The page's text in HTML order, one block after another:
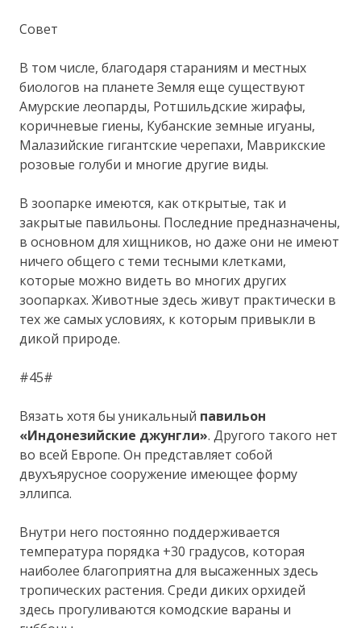
Совет
В том числе, благодаря стараниям и местных
биологов на планете Земля еще существуют
Амурские леопарды, Ротшильдские жирафы,
коричневые гиены, Кубанские земные игуаны,
Малазийские гигантские черепахи, Маврикские
розовые голуби и многие другие виды.
В зоопарке имеются, как открытые, так и
закрытые павильоны. Последние предназначены,
в основном для хищников, но даже они не имеют
ничего общего с теми тесными клетками,
которые можно видеть во многих других
зоопарках. Животные здесь живут практически в
тех же самых условиях, к которым привыкли в
дикой природе.
#45#
Вязать хотя бы уникальный павильон
«Индонезийские джунгли». Другого такого нет
во всей Европе. Он представляет собой
двухъярусное сооружение имеющее форму
эллипса.
Внутри него постоянно поддерживается
температура порядка +30 градусов, которая
наиболее благоприятна для высаженных здесь
тропических растения. Среди диких орхидей
здесь прогуливаются комодские вараны и